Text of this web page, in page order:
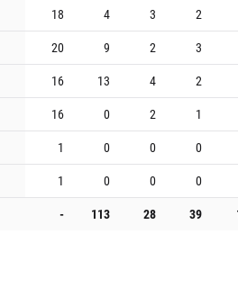
18 4 3 2
20 9 2 3
16 13 4 2
16 0 2 1
1 0 0 0
1 0 0 0
- 113 28 39